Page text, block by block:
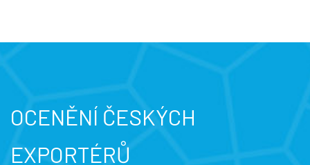
OCENĚNÍ ČESKÝCH
EXPORTÉRŮ